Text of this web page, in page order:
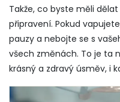
Takže, co byste měli
připravení. Pokud
pauzy a nebojte se s
všech změnách. To je ta
krásný a zdravý úsměv, i